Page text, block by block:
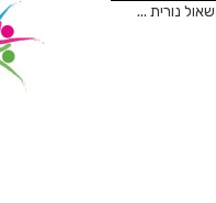
נורית ...